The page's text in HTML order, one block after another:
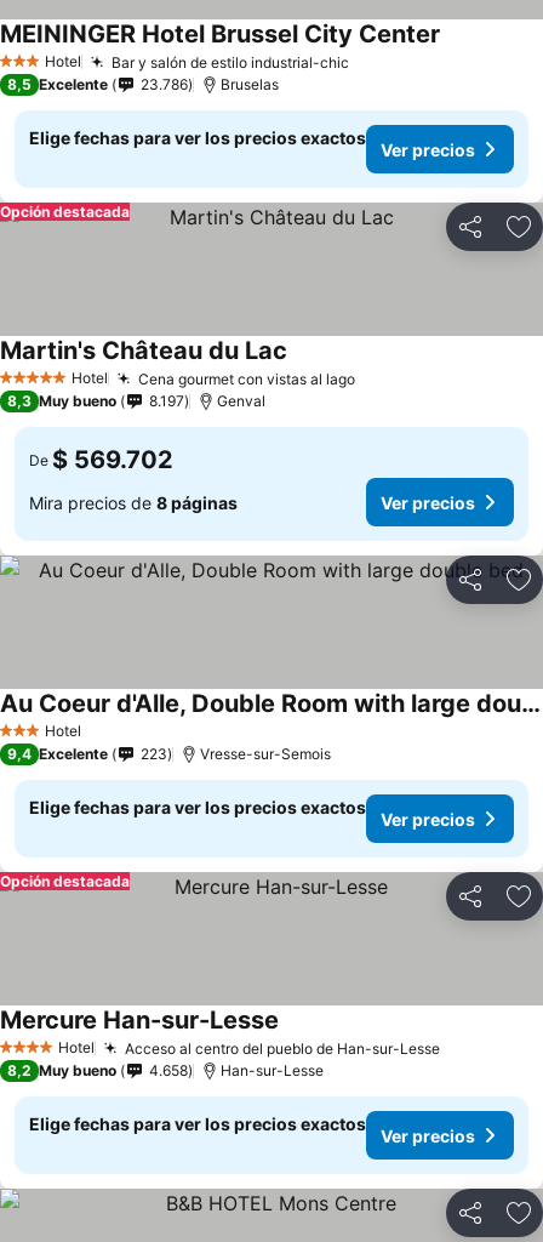
3 Estrellas
Hotel Bar y salón de estilo industrial-chic
MEININGER Hotel Brussel City Center
8,5 Excelente 23.786 Bruselas
Elige fechas para ver los precios exactos
Ver precios
Compartir
Opción destacada
5 Estrellas Hotel Cena gourmet con vistas al lago
Martin's Château du Lac
8,3 Muy bueno 8.197 Genval
De $ 569.702
Mira precios de 8 páginas Ver precios
Compartir
3 Estrellas
Hotel
Au Coeur d'Alle, Double Room with large double bed
9,4 Excelente 223 Vresse-sur-Semois
Elige fechas para ver los precios exactos
Ver precios
Compartir
Opción destacada
4 EstrellasHotel Acceso al centro del pueblo de Han-sur-Lesse
Mercure Han-sur-Lesse
8,2 Muy bueno 4.658 Han-sur-Lesse
Elige fechas para ver los precios exactos
Ver precios
Compartir